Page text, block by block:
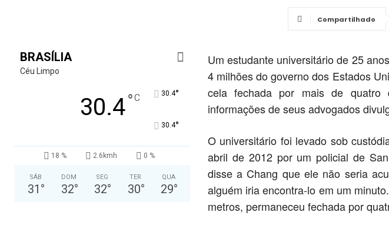
Compartilhado
BRASÍLIA
Céu Limpo
30.4°C 30.4°
30.4°
18 % 2.6kmh 0 %
SÁB
31 °
DOM
32°
SEG
32°
TER
30°
QUA
29°
Um estudante universitário de 25
4 milhões do governo dos Estados
cela fechada por mais de quatro
informações de seus advogados
O universitário foi levado sob
abril de 2012 por um policial de
disse a Chang que ele não seria
alguém iria encontra-lo em um
metros, permaneceu fechada por